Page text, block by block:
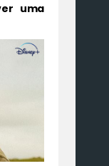
uma